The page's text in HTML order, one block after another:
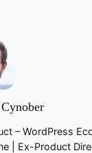
– WordPress
| Ex-Product